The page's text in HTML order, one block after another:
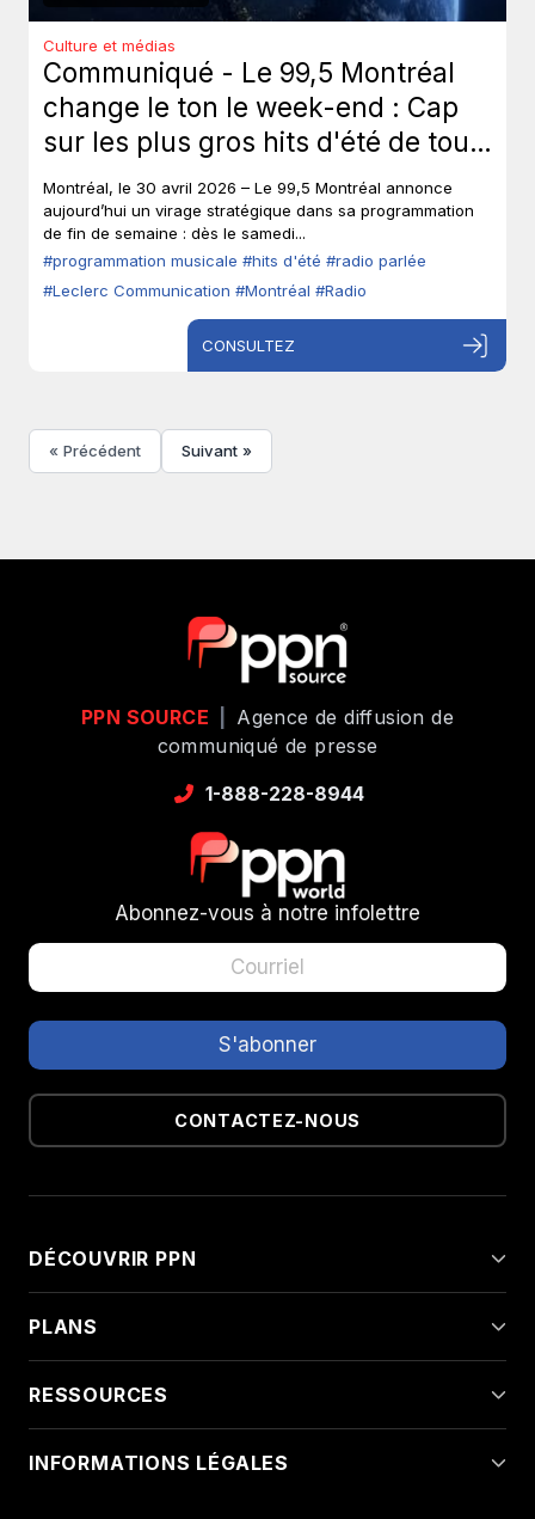
Culture et médias
Communiqué - Le 99,5 Montréal
change le ton le week-end : Cap
sur les plus gros hits d'été de tous
les temps, sans toucher à ses voix
fortes en semaine.
Montréal, le 30 avril 2026 – Le 99,5 Montréal annonce
aujourd’hui un virage stratégique dans sa programmation
de fin de semaine : dès le samedi...
#programmation musicale #hits d'été #radio parlée
#Leclerc Communication #Montréal #Radio
CONSULTEZ
« Précédent Suivant »
PPN SOURCE
Agence de diffusion de
communiqué de presse
1-888-228-8944
Abonnez-vous à notre infolettre
CONTACTEZ-NOUS
DÉCOUVRIR PPN
PLANS
RESSOURCES
INFORMATIONS LÉGALES